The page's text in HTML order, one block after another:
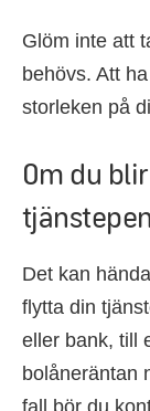
Glöm inte att
behövs. Att
storleken på
Om du
Det kan
flytta din
eller bank, till
bolåneräntan
fall bör du